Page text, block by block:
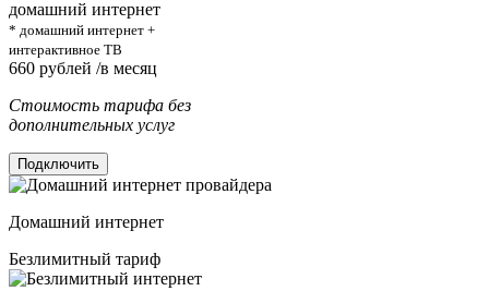
домашний интернет
* домашний интернет +
интерактивное ТВ
660 рублей /в месяц
Стоимость тарифа без
дополнительных услуг
Подключить
Домашний интернет
Безлимитный тариф